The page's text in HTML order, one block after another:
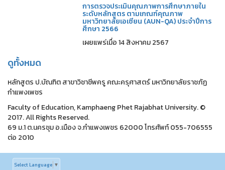
การตรวจประเมินคุณภาพการศึกษาภายใน
ระดับหลักสูตร ตามเกณฑ์คุณภาพ
มหาวิทยาลัยเอเซียน (AUN-QA) ประจำปีการ
ศึกษา 2566
เผยแพร่เมื่อ 14 สิงหาคม 2567
ดูทั้งหมด
หลักสูตร ป.บัณฑิต สาขาวิชาชีพครู คณะครุศาสตร์ มหาวิทยาลัยราชภัฏ
กำแพงเพชร
Faculty of Education, Kamphaeng Phet Rajabhat University. ©
2017. All Rights Reserved.
69 ม.1 ต.นครชุม อ.เมือง จ.กำแพงเพชร 62000 โทรศัพท์ 055-706555
ต่อ 2010
Select Language ▼